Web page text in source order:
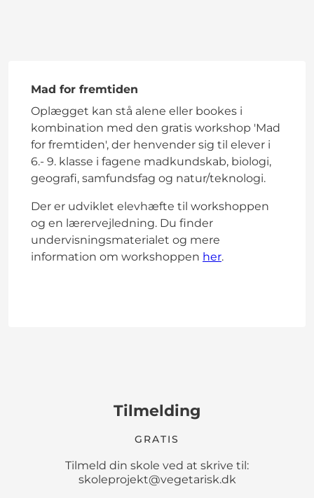
Mad for fremtiden
Oplægget kan stå alene eller bookes i
kombination med den gratis workshop 'Mad
for fremtiden', der henvender sig til elever i
6.- 9. klasse i fagene madkundskab, biologi,
geografi, samfundsfag og natur/teknologi.
Der er udviklet elevhæfte til workshoppen
og en lærervejledning. Du finder
undervisningsmaterialet og mere
information om workshoppen her.
Tilmelding
GRATIS
Tilmeld din skole ved at skrive til:
skoleprojekt@vegetarisk.dk